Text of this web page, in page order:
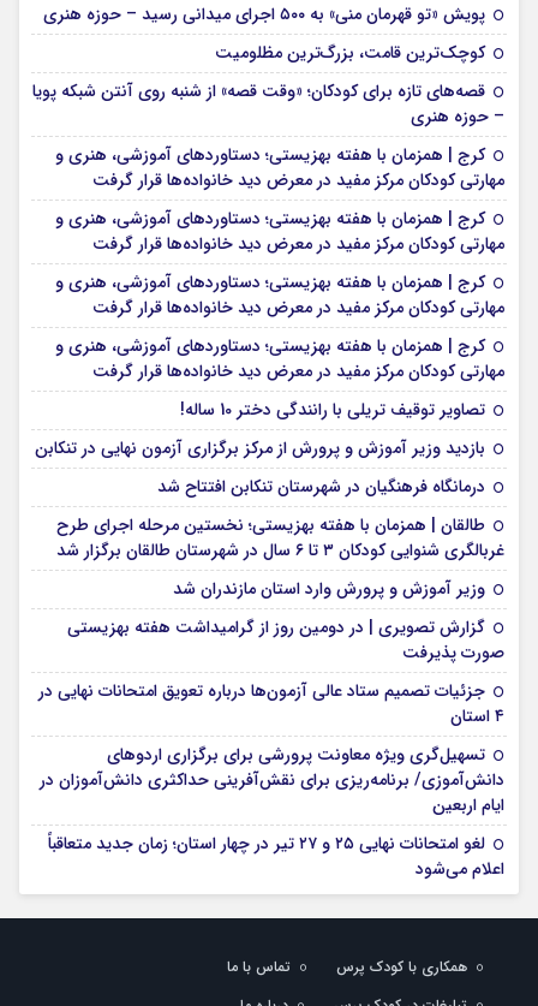
پویش «تو قهرمان منی» به ۵۰۰ اجرای میدانی رسید – حوزه هنری
کوچک‌ترین قامت، بزرگ‌ترین مظلومیت
قصه‌های تازه برای کودکان؛ «وقت قصه» از شنبه روی آنتن شبکه پویا
– حوزه هنری
کرج | همزمان با هفته بهزیستی؛ دستاوردهای آموزشی، هنری و
مهارتی کودکان مرکز مفید در معرض دید خانواده‌ها قرار گرفت
کرج | همزمان با هفته بهزیستی؛ دستاوردهای آموزشی، هنری و
مهارتی کودکان مرکز مفید در معرض دید خانواده‌ها قرار گرفت
کرج | همزمان با هفته بهزیستی؛ دستاوردهای آموزشی، هنری و
مهارتی کودکان مرکز مفید در معرض دید خانواده‌ها قرار گرفت
کرج | همزمان با هفته بهزیستی؛ دستاوردهای آموزشی، هنری و
مهارتی کودکان مرکز مفید در معرض دید خانواده‌ها قرار گرفت
تصاویر توقیف تریلی با رانندگی دختر 10 ساله!
بازدید وزیر آموزش و پرورش از مرکز برگزاری آزمون نهایی در تنکابن
درمانگاه فرهنگیان در شهرستان تنکابن افتتاح شد
طالقان | همزمان با هفته بهزیستی؛ نخستین مرحله اجرای طرح
غربالگری شنوایی کودکان ۳ تا ۶ سال در شهرستان طالقان برگزار شد
وزیر آموزش و پرورش وارد استان مازندران شد
گزارش تصویری | در دومین روز از گرامیداشت هفته بهزیستی
صورت پذیرفت
جزئیات تصمیم ستاد عالی آزمون‌ها درباره تعویق امتحانات نهایی در
۴ استان
تسهیل‌گری ویژه معاونت پرورشی برای برگزاری اردوهای
دانش‌آموزی/ برنامه‌ریزی برای نقش‌آفرینی حداکثری دانش‌آموزان در
ایام اربعین
لغو امتحانات نهایی ۲۵ و ۲۷ تیر در چهار استان؛ زمان جدید متعاقباً
اعلام می‌شود
همکاری با کودک پرس
تماس با ما